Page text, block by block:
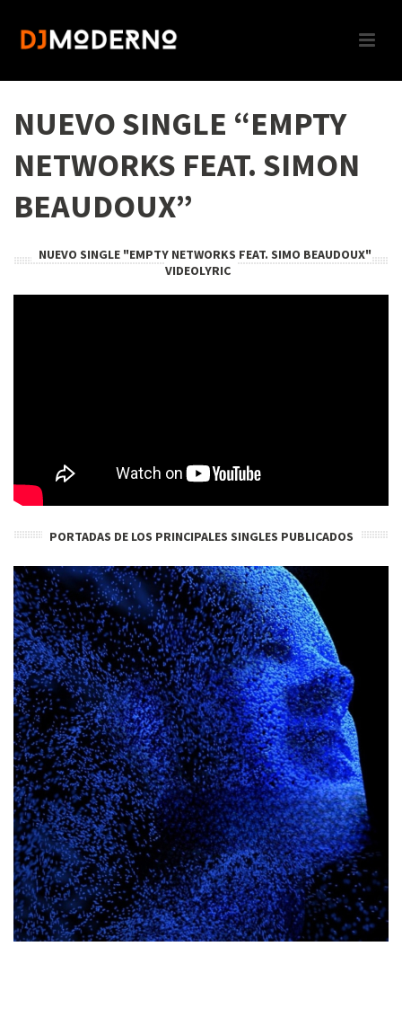
NUEVO SINGLE “EMPTY
NETWORKS FEAT. SIMON
BEAUDOUX”
NUEVO SINGLE "EMPTY NETWORKS FEAT. SIMO BEAUDOUX"
VIDEOLYRIC
PORTADAS DE LOS PRINCIPALES SINGLES PUBLICADOS